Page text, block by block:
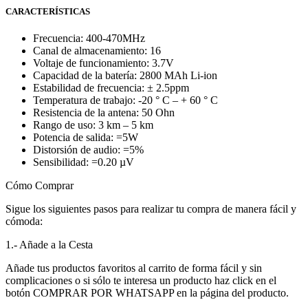
CARACTERÍSTICAS
Frecuencia: 400-470MHz
Canal de almacenamiento: 16
Voltaje de funcionamiento: 3.7V
Capacidad de la batería: 2800 MAh Li-ion
Estabilidad de frecuencia: ± 2.5ppm
Temperatura de trabajo: -20 ° C – + 60 ° C
Resistencia de la antena: 50 Ohn
Rango de uso: 3 km – 5 km
Potencia de salida: =5W
Distorsión de audio: =5%
Sensibilidad: =0.20 µV
Cómo Comprar
Sigue los siguientes pasos para realizar tu compra de manera fácil y
cómoda:
1.- Añade a la Cesta
Añade tus productos favoritos al carrito de forma fácil y sin
complicaciones o si sólo te interesa un producto haz click en el
botón COMPRAR POR WHATSAPP en la página del producto.